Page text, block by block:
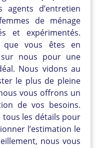
d’entretien
de ménage
et expérimentés.
vous êtes en
nous pour une
Nous vidons au
le plus de pleine
vous offrons un
de vos besoins.
tous les détails pour
l’estimation le
nous vous